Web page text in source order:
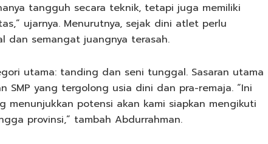
tangguh secara teknik, tetapi juga memiliki
ujarnya. Menurutnya, sejak dini atlet perlu
dan semangat juangnya terasah.
utama: tanding dan seni tunggal. Sasaran utama
SMP yang tergolong usia dini dan pra-remaja. “Ini
menunjukkan potensi akan kami siapkan mengikuti
provinsi,” tambah Abdurrahman.